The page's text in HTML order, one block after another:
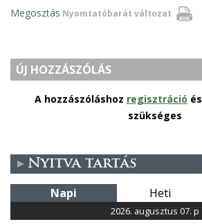
Nyomtatóbarát változat
Megosztás
ÚJ HOZZÁSZÓLÁS
A hozzászóláshoz regisztráció és
szükséges
Nyitva tartás
Napi Heti
2026. augusztus 07. p